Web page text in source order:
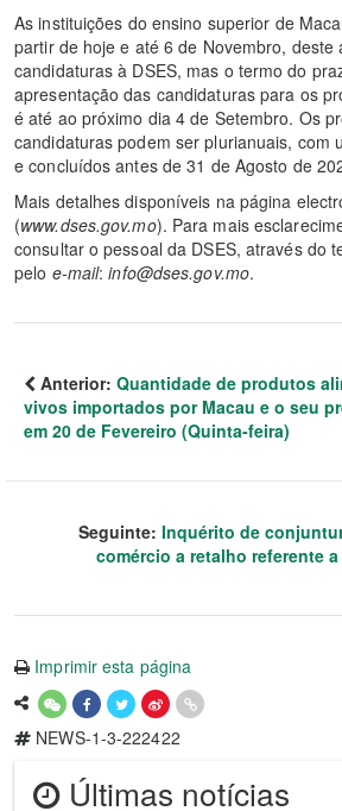
As instituições do ensino superior de
partir de hoje e até 6 de Novembro, deste
candidaturas à DSES, mas o termo do
apresentação das candidaturas para os
é até ao próximo dia 4 de Setembro. Os
candidaturas podem ser plurianuais, com
e concluídos antes de 31 de Agosto de
Mais detalhes disponíveis na página
(www.dses.gov.mo). Para mais
consultar o pessoal da DSES, através do
pelo e-mail: info@dses.gov.mo.
Anterior: Quantidade de produtos
vivos importados por Macau e o seu
em 20 de Fevereiro (Quinta-feira)
Seguinte: Inquérito de
comércio a retalho referente
Imprimir esta página
NEWS-1-3-222422
Últimas notícias